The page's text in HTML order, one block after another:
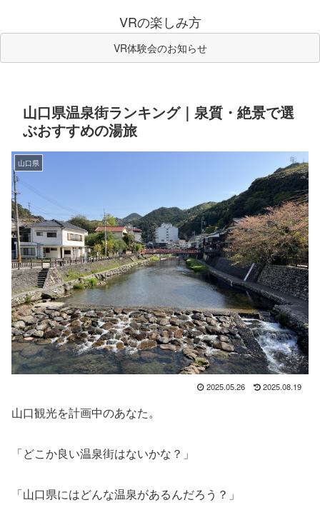
VRの楽しみ方
VR体験会のお知らせ
山口県温泉街ランキング｜泉質・絶景で選
ぶおすすめの湯旅
山口県
2025.05.26 2025.08.19
山口観光を計画中のあなた。
「どこか良い温泉街はないかな？」
「山口県にはどんな温泉があるんだろう？」